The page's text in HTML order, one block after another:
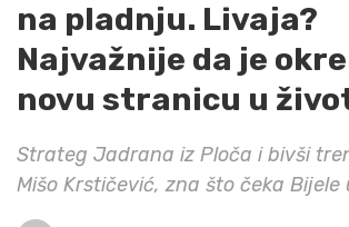
na pladnju. Livaja?
Najvažnije da je
novu stranicu u
Strateg Jadrana iz Ploča i bivši
Mišo Krstičević, zna što čeka Bijele